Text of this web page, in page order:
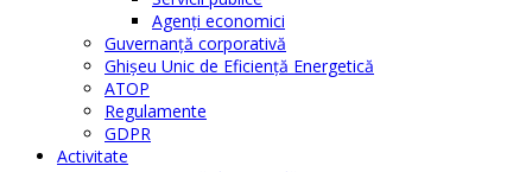
Agenţi economici
Guvernanță corporativă
Ghişeu Unic de Eficienţă Energetică
ATOP
Regulamente
GDPR
Activitate